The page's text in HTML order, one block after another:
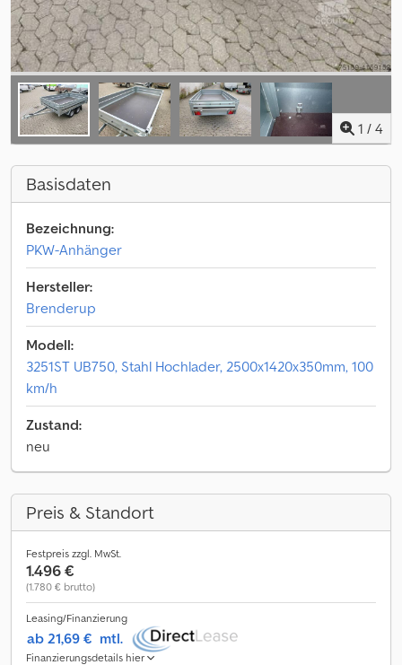
1 / 4
Basisdaten
Bezeichnung:
PKW-Anhänger
Hersteller:
Brenderup
Modell:
3251ST UB750, Stahl Hochlader, 2500x1420x350mm, 100
km/h
Zustand:
neu
Preis & Standort
Festpreis zzgl. MwSt.
1.496 €
(1.780 € brutto)
Leasing/Finanzierung
ab 21,69 € mtl.
Finanzierungsdetails hier